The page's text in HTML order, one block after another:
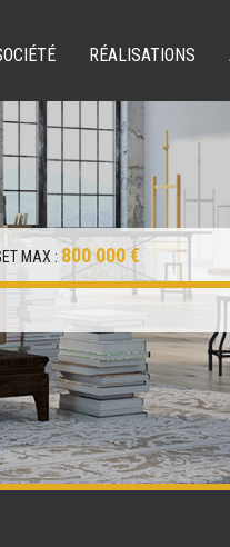
RÉALISATIONS
MAX : 800 000 €